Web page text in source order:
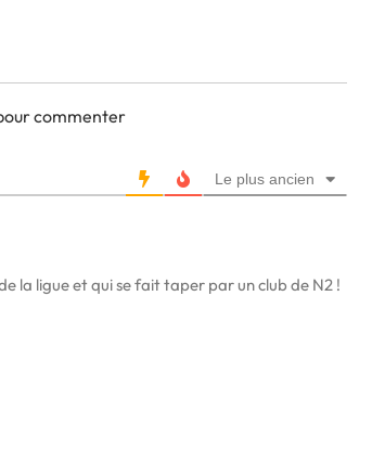
commenter
Le plus ancien
la ligue et qui se fait taper par un club de N2 !